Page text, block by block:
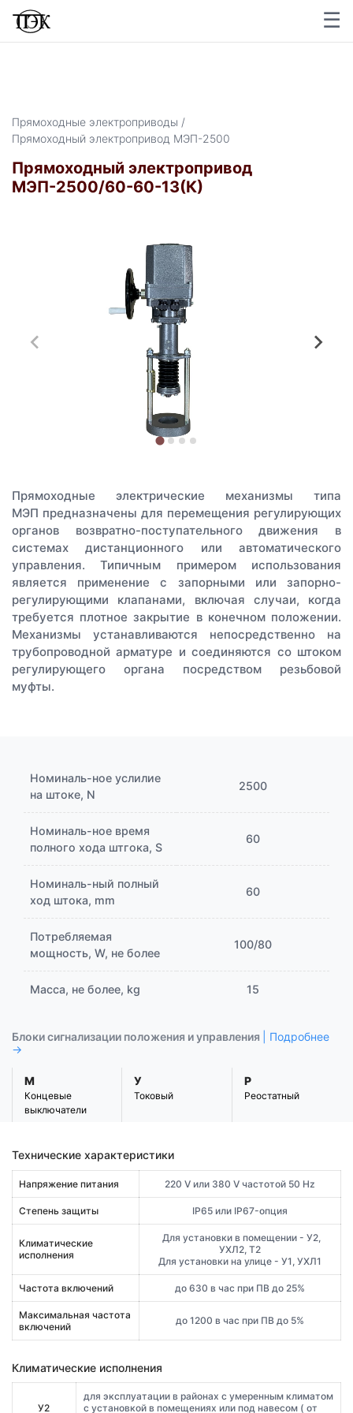
☰
×
Прямоходные электроприводы /
Прямоходный электропривод МЭП-2500
Прямоходный электропривод
МЭП-2500/60-60-13(К)
Прямоходные электрические механизмы типа
МЭП предназначены для перемещения регулирующих
органов возвратно-поступательного движения в
системах дистанционного или автоматического
управления. Типичным примером использования
является применение с запорными или запорно-
регулирующими клапанами, включая случаи, когда
требуется плотное закрытие в конечном положении.
Механизмы устанавливаются непосредственно на
трубопроводной арматуре и соединяются со штоком
регулирующего органа посредством резьбовой
муфты.
Номиналь-ное услилие
на штоке, N
2500
Номиналь-ное время
полного хода штгока, S
60
Номиналь-ный полный
ход штока, mm
60
Потребляемая
мощность, W, не более
100/80
Масса, не более, kg 15
Блоки сигнализации положения и управления
| Подробнее
→
М
Концевые
выключатели
У
Токовый
Р
Реостатный
Технические характеристики
Напряжение питания 220 V или 380 V частотой 50 Hz
Степень защиты IP65 или IP67-опция
Климатические
исполнения
Для установки в помещении - У2,
УХЛ2, Т2
Для установки на улице - У1, УХЛ1
Частота включений до 630 в час при ПВ до 25%
Максимальная частота
включений
до 1200 в час при ПВ до 5%
Климатические исполнения
У2
для эксплуатации в районах с умеренным климатом
с установкой в помещениях или под навесом ( от